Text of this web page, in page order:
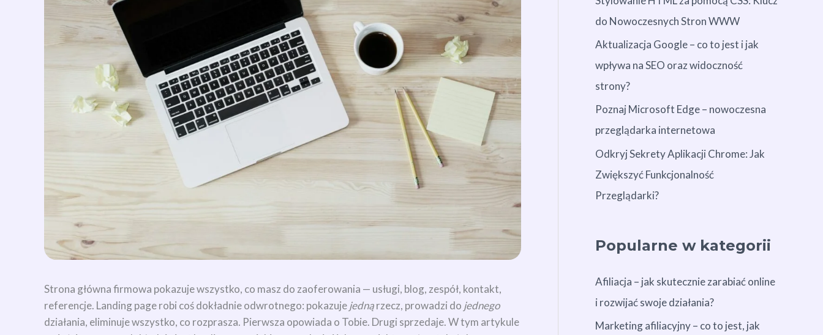
Strona główna firmowa pokazuje wszystko, co masz do zaoferowania — usługi, blog, zespół, kontakt,
referencje. Landing page robi coś dokładnie odwrotnego: pokazujejednąrzecz, prowadzi do jednego
działania, eliminuje wszystko, co rozprasza. Pierwsza opowiada o Tobie. Drugi sprzedaje. W tym artykule
do Nowoczesnych Stron WWW
Aktualizacja Google – co to jest i jak
wpływa na SEO oraz widoczność
strony?
Poznaj Microsoft Edge – nowoczesna
przeglądarka internetowa
Odkryj Sekrety Aplikacji Chrome: Jak
Zwiększyć Funkcjonalność
Przeglądarki?
Popularne w kategorii
Afiliacja – jak skutecznie zarabiać online
i rozwijać swoje działania?
Marketing afiliacyjny – co to jest, jak